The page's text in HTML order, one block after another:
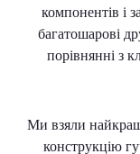
компонентів і
багатошарові
порівнянні з
Ми взяли
конструкцію